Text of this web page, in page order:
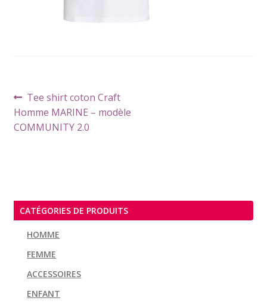
Navigation
de
l’article
Article
précédent :
Tee shirt coton Craft
Homme MARINE – modèle
COMMUNITY 2.0
CATÉGORIES DE PRODUITS
HOMME
FEMME
ACCESSOIRES
ENFANT